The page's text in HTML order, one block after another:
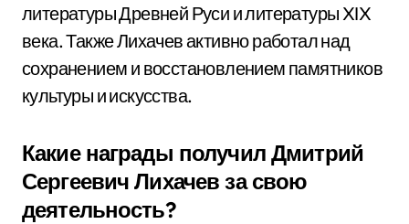
литературы Древней Руси и литературы XIX
века. Также Лихачев активно работал над
сохранением и восстановлением памятников
культуры и искусства.
Какие награды получил Дмитрий
Сергеевич Лихачев за свою
деятельность?